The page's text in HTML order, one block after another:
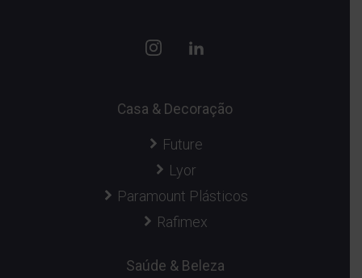
Casa & Decoração
Future
Lyor
Paramount Plásticos
Rafimex
Saúde & Beleza